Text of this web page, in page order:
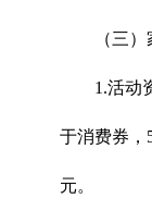
（三
1.活动
于消费券，
元。